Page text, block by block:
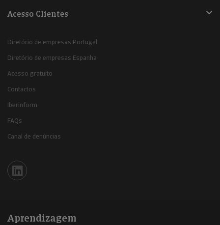
Acesso Clientes
Diretório de empresas Portugal
Diretório de empresas Espanha
Acesso gratuito
Contactos
Iberinform
FAQs
Canal de denúncias
Iberinform en Linkedin
Aprendizagem